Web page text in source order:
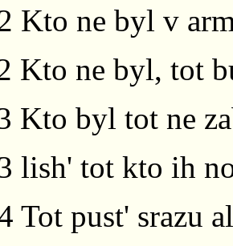
Kto ne byl v
Kto ne byl, tot
Kto byl tot ne
lish' tot kto ih
Tot pust' srazu